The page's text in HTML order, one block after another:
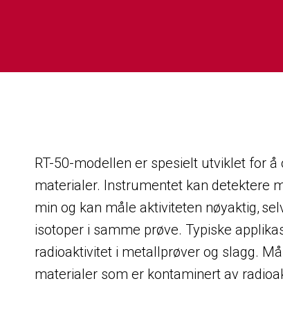
Navn
Melding
RT-50-modellen er spesielt utviklet for
materialer. Instrumentet kan detektere
min og kan måle aktiviteten nøyaktig,
isotoper i samme prøve. Typiske
radioaktivitet i metallprøver og slagg.
materialer som er kontaminert av